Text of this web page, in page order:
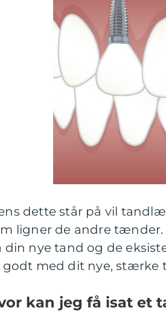
dette står på vil
ligner de andre tænder.
din nye tand og de
godt med dit nye, stærke
kan jeg få isat et